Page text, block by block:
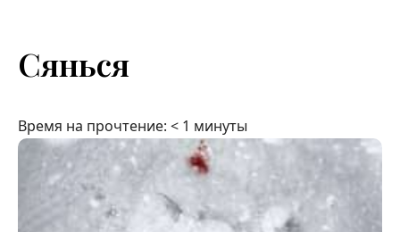
Сянься
Время на прочтение: < 1 минуты